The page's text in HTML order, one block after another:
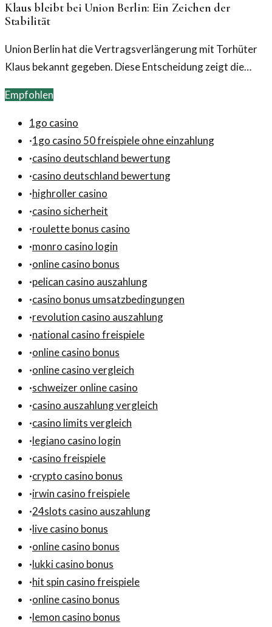
Klaus bleibt bei Union Berlin: Ein Zeichen der
Stabilität
Union Berlin hat die Vertragsverlängerung mit Torhüter
Klaus bekannt gegeben. Diese Entscheidung zeigt die
Mannschaft.
Empfohlen
1go casino
·1go casino 50 freispiele ohne einzahlung
·casino deutschland bewertung
·casino deutschland bewertung
·highroller casino
·casino sicherheit
·roulette bonus casino
·monro casino login
·online casino bonus
·pelican casino auszahlung
·casino bonus umsatzbedingungen
·revolution casino auszahlung
·national casino freispiele
·online casino bonus
·online casino vergleich
·schweizer online casino
·casino auszahlung vergleich
·casino limits vergleich
·legiano casino login
·casino freispiele
·crypto casino bonus
·irwin casino freispiele
·24slots casino auszahlung
·live casino bonus
·online casino bonus
·lukki casino bonus
·hit spin casino freispiele
·online casino bonus
·lemon casino bonus